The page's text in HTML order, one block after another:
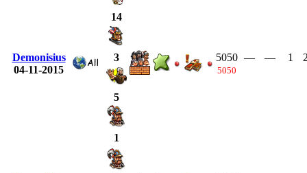
Demonisius
04-11-2015
14
3
5
1
5050
5050
— — 1